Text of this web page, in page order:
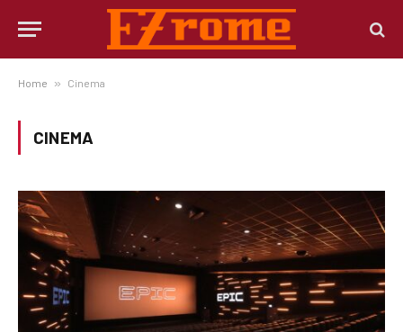
Home » Cinema
CINEMA